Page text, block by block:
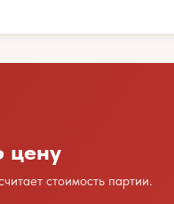
цену
стоимость партии.